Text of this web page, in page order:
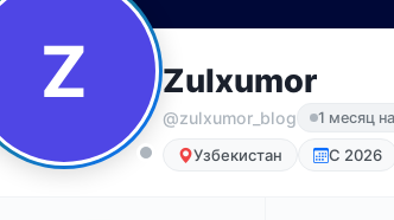
Z Zulxumor
@‍zulxumor_blog 1 месяц
Узбекистан С 2026